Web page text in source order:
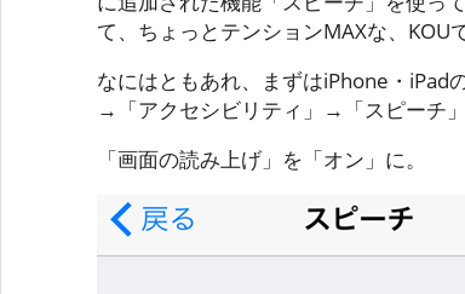
て、ちょっとテンションMAXな、KOUで
なにはともあれ、まずはiPhone・iPad
→「アクセシビリティ」→「スピーチ」
「画面の読み上げ」を「オン」に。